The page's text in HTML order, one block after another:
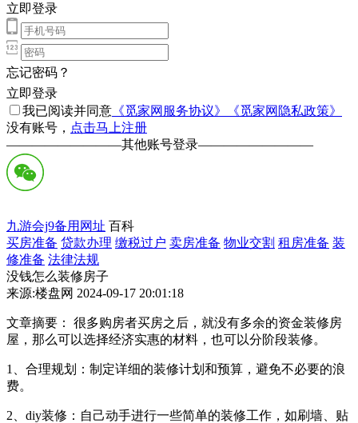
立即登录
忘记密码？
立即登录
我已阅读并同意 《觅家网服务协议》
《觅家网隐私政策》
没有账号， 点击马上注册
—————————其他账号登录—————————
九游会j9备用网址 百科
买房准备 贷款办理 缴税过户 卖房准备 物业交割 租房准备 装
修准备 法律法规
没钱怎么装修房子
来源:楼盘网 2024-09-17 20:01:18
文章摘要： 很多购房者买房之后，就没有多余的资金装修房
屋，那么可以选择经济实惠的材料，也可以分阶段装修。
1、合理规划：制定详细的装修计划和预算，避免不必要的浪
费。
2、diy装修：自己动手进行一些简单的装修工作，如刷墙、贴